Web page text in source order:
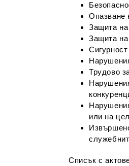
Опазване
Защита на
Защита на
Трудово
или на
Списък с